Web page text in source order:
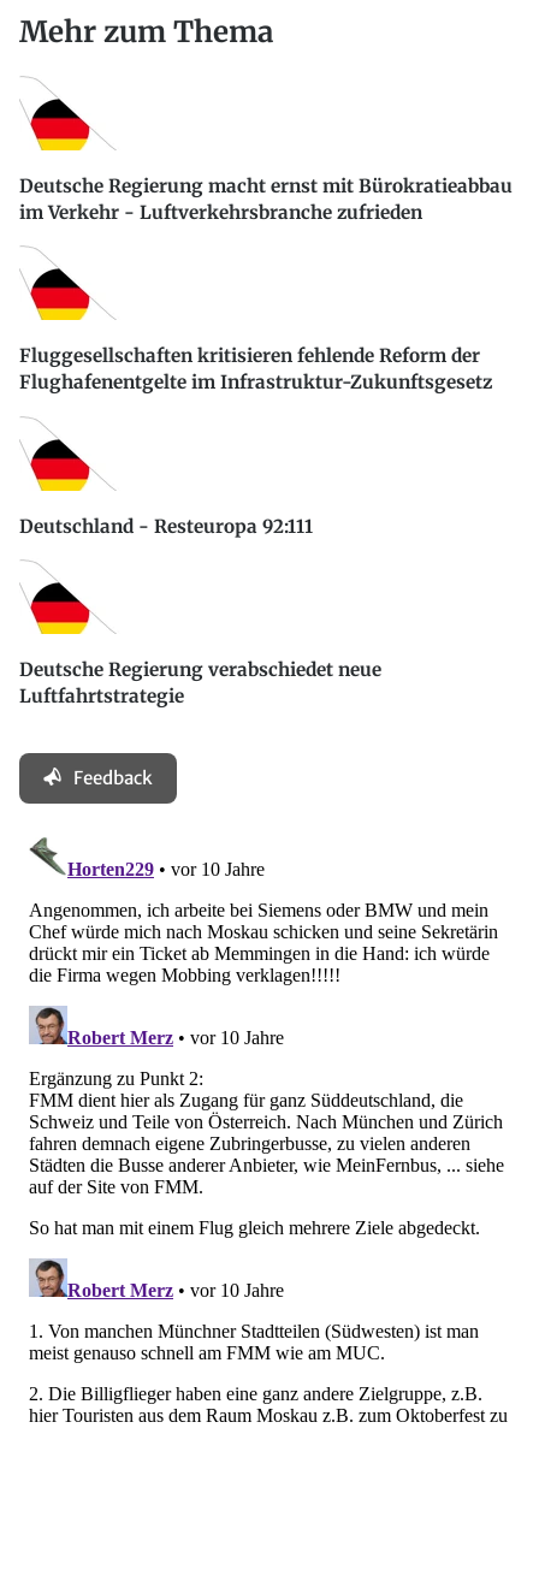
Mehr zum Thema
Deutsche Regierung macht ernst mit Bürokratieabbau
im Verkehr - Luftverkehrsbranche zufrieden
Fluggesellschaften kritisieren fehlende Reform der
Flughafenentgelte im Infrastruktur-Zukunftsgesetz
Deutschland - Resteuropa 92:111
Deutsche Regierung verabschiedet neue
Luftfahrtstrategie
Feedback